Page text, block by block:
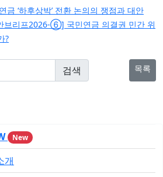
금 ‘하후상박’ 전환 논의의 쟁점과 대안
브리프2026-⑥] 국민연금 의결권 민간 위
?
목록
New
개